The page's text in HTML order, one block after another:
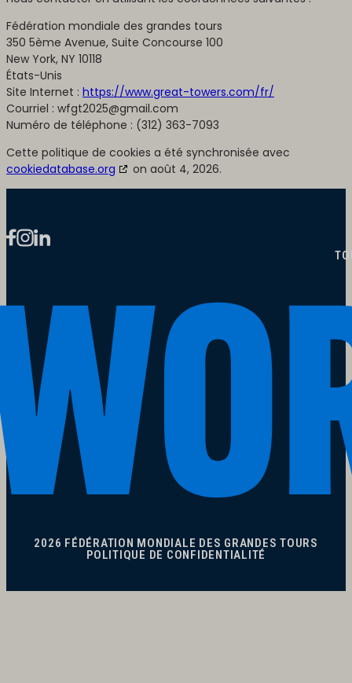
Fédération mondiale des grandes tours
350 5ème Avenue, Suite Concourse 100
New York, NY 10118
États-Unis
Site Internet : https://www.great-towers.com/fr/
Courriel : wfgt2025@gmail.com
Numéro de téléphone : (312) 363-7093
Cette politique de cookies a été synchronisée avec
cookiedatabase.org
on août 4, 2026.
2026 FÉDÉRATION MONDIALE DES GRANDES TOURS
POLITIQUE DE CONFIDENTIALITÉ